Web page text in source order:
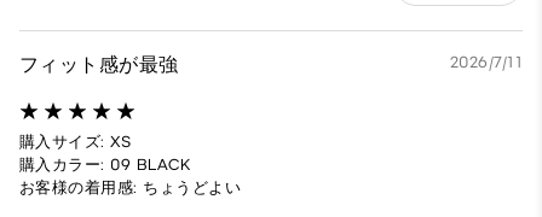
フィット感が最強 2026/7/11
購入サイズ: XS
購入カラー: 09 BLACK
お客様の着用感: ちょうどよい